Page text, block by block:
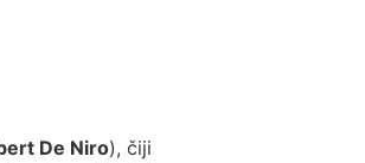
De Niro), čiji